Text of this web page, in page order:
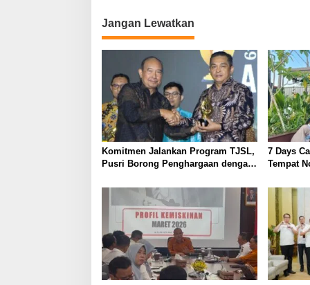
i
g
a
s
i
p
o
s
Jangan Lewatkan
Komitmen Jalankan Program TJSL,
Pusri Borong Penghargaan dengan
7 Days
Tempat